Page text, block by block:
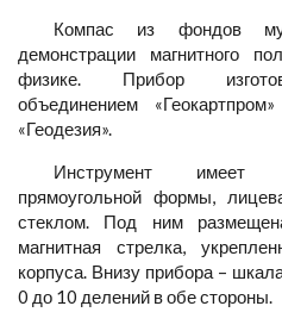
Компас из фондов
демонстрации магнитного
физике. Прибор
объединением
«Геодезия».
Инструмент имеет
прямоугольной формы,
стеклом. Под ним
магнитная стрелка,
корпуса. Внизу прибора –
0 до 10 делений в обе стороны.